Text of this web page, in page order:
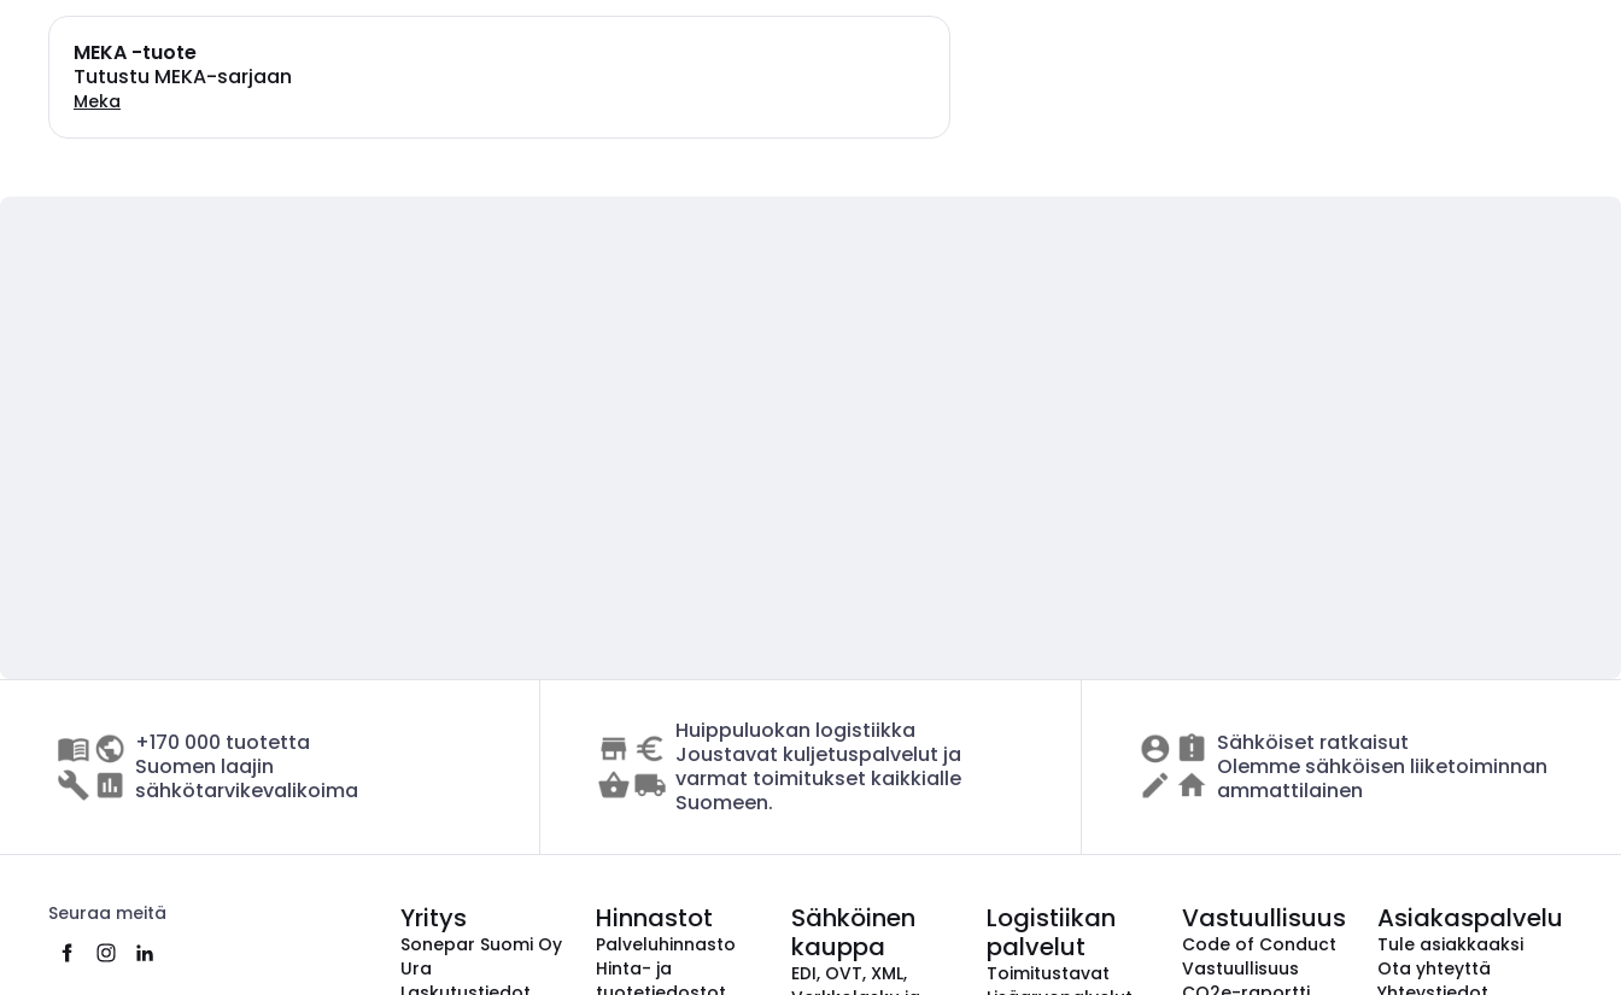
MEKA -tuote
Tutustu MEKA-sarjaan
Meka
+170 000 tuotetta
Suomen laajin
sähkötarvikevalikoima
Huippuluokan logistiikka
Joustavat kuljetuspalvelut ja
varmat toimitukset kaikkialle
Suomeen.
Sähköiset ratkaisut
Olemme sähköisen liiketoiminnan
ammattilainen
Seuraa meitä Yritys
Sonepar Suomi Oy
Ura
Hinnastot
Palveluhinnasto
Hinta- ja
Sähköinen
kauppa
EDI, OVT, XML,
Logistiikan
palvelut
Toimitustavat
Vastuullisuus
Code of Conduct
Vastuullisuus
Asiakaspalvelu
Tule asiakkaaksi
Ota yhteyttä